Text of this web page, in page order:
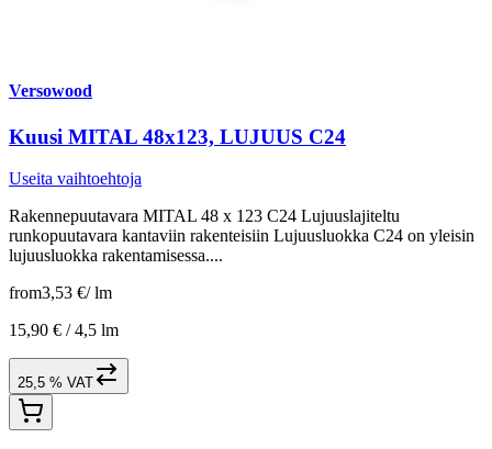
Versowood
Kuusi MITAL 48x123, LUJUUS C24
Useita vaihtoehtoja
Rakennepuutavara MITAL 48 x 123 C24 Lujuuslajiteltu
runkopuutavara kantaviin rakenteisiin Lujuusluokka C24 on yleisin
lujuusluokka rakentamisessa....
from3,53 €/ lm
15,90 € /4,5 lm
25,5 % VAT